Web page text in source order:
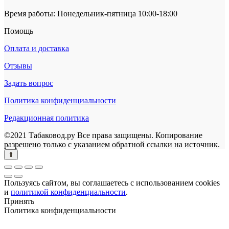
Время работы: Понедельник-пятница 10:00-18:00
Помощь
Оплата и доставка
Отзывы
Задать вопрос
Политика конфиденциальности
Редакционная политика
©2021 Табаковод.ру Все права защищены. Копирование
разрешено только с указанием обратной ссылки на источник.
Пользуясь сайтом, вы соглашаетесь с использованием cookies
и политикой конфиденциальности.
Принять
Политика конфиденциальности